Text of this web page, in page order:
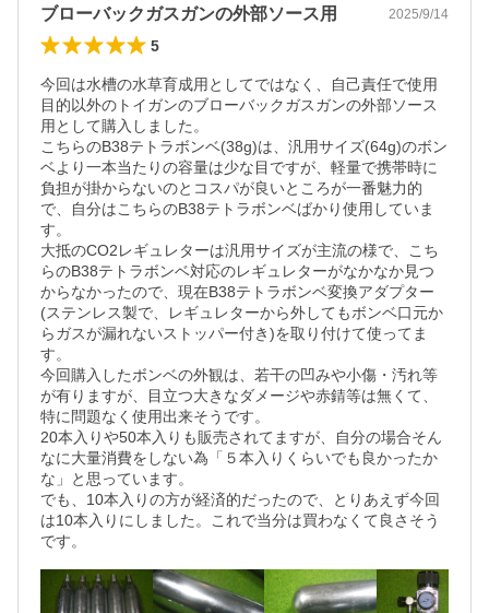
ブローバックガスガンの外部ソース用 2025/9/14
5
今回は水槽の水草育成用としてではなく、自己責任で使用
目的以外のトイガンのブローバックガスガンの外部ソース
用として購入しました。
こちらのB38テトラボンベ(38g)は、汎用サイズ(64g)のボン
ベより一本当たりの容量は少な目ですが、軽量で携帯時に
負担が掛からないのとコスパが良いところが一番魅力的
で、自分はこちらのB38テトラボンベばかり使用していま
す。
大抵のCO2レギュレターは汎用サイズが主流の様で、こち
らのB38テトラボンベ対応のレギュレターがなかなか見つ
からなかったので、現在B38テトラボンベ変換アダプター
(ステンレス製で、レギュレターから外してもボンベ口元か
らガスが漏れないストッパー付き)を取り付けて使ってま
す。
今回購入したボンベの外観は、若干の凹みや小傷・汚れ等
が有りますが、目立つ大きなダメージや赤錆等は無くて、
特に問題なく使用出来そうです。
20本入りや50本入りも販売されてますが、自分の場合そん
なに大量消費をしない為「５本入りくらいでも良かったか
な」と思っています。
でも、10本入りの方が経済的だったので、とりあえず今回
は10本入りにしました。これで当分は買わなくて良さそう